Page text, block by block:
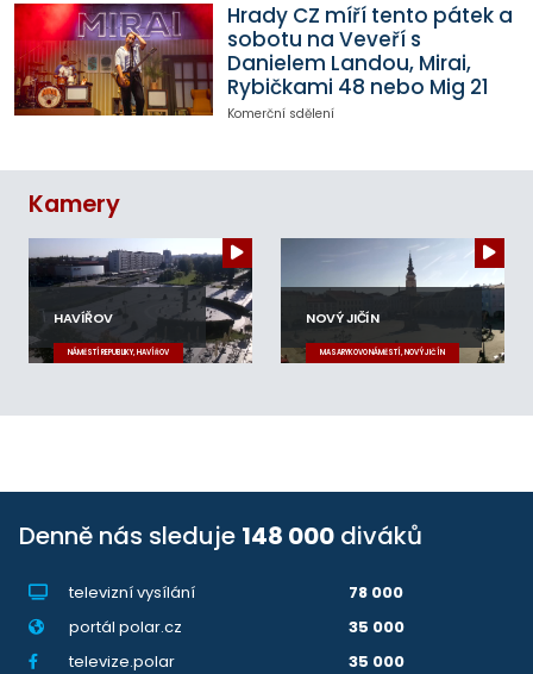
Hrady CZ míří tento pátek a
sobotu na Veveří s
Danielem Landou, Mirai,
Rybičkami 48 nebo Mig 21
Komerční sdělení
Kamery
HAVÍŘOV
NÁMĚSTÍ REPUBLIKY, HAVÍŘOV
NOVÝ JIČÍN
MASARYKOVO NÁMĚSTÍ, NOVÝ JIČÍN
Denně nás sleduje 148 000 diváků
televizní vysílání
78 000
portál polar.cz
35 000
televize.polar
35 000